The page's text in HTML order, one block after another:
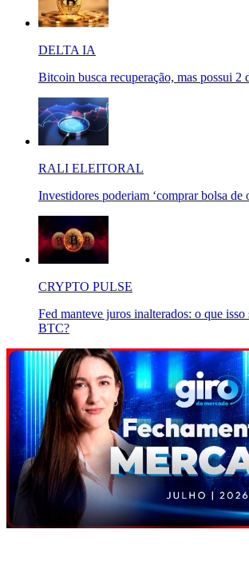
DELTA IA
Bitcoin busca recuperação, mas possui 2
RALI ELEITORAL
Investidores poderiam ‘comprar bolsa de
CRYPTO PULSE
Fed manteve juros inalterados: o que
BTC?